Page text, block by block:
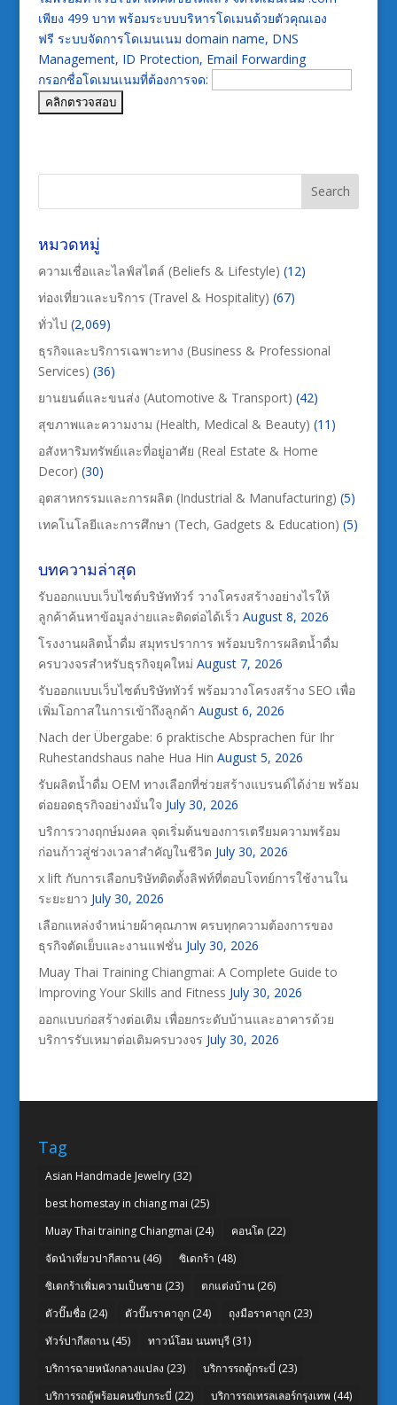
เพียง 499 บาท พร้อมระบบบริหารโดเมนด้วยตัวคุณเอง
ฟรี ระบบจัดการโดเมนเนม domain name, DNS
Management, ID Protection, Email Forwarding
กรอกชื่อโดเมนเนมที่ต้องการจด:
หมวดหมู่
ความเชื่อและไลฟ์สไตล์ (Beliefs & Lifestyle) (12)
ท่องเที่ยวและบริการ (Travel & Hospitality) (67)
ทั่วไป (2,069)
ธุรกิจและบริการเฉพาะทาง (Business & Professional
Services) (36)
ยานยนต์และขนส่ง (Automotive & Transport) (42)
สุขภาพและความงาม (Health, Medical & Beauty) (11)
อสังหาริมทรัพย์และที่อยู่อาศัย (Real Estate & Home
Decor) (30)
อุตสาหกรรมและการผลิต (Industrial & Manufacturing) (5)
เทคโนโลยีและการศึกษา (Tech, Gadgets & Education) (5)
บทความล่าสุด
รับออกแบบเว็บไซต์บริษัททัวร์ วางโครงสร้างอย่างไรให้
ลูกค้าค้นหาข้อมูลง่ายและติดต่อได้เร็ว August 8, 2026
โรงงานผลิตน้ำดื่ม สมุทรปราการ พร้อมบริการผลิตน้ำดื่ม
ครบวงจรสำหรับธุรกิจยุคใหม่ August 7, 2026
รับออกแบบเว็บไซต์บริษัททัวร์ พร้อมวางโครงสร้าง SEO เพื่อ
เพิ่มโอกาสในการเข้าถึงลูกค้า August 6, 2026
Nach der Übergabe: 6 praktische Absprachen für Ihr
Ruhestandshaus nahe Hua Hin August 5, 2026
รับผลิตน้ำดื่ม OEM ทางเลือกที่ช่วยสร้างแบรนด์ได้ง่าย พร้อม
ต่อยอดธุรกิจอย่างมั่นใจ July 30, 2026
บริการวางฤกษ์มงคล จุดเริ่มต้นของการเตรียมความพร้อม
ก่อนก้าวสู่ช่วงเวลาสำคัญในชีวิต July 30, 2026
x lift กับการเลือกบริษัทติดตั้งลิฟท์ที่ตอบโจทย์การใช้งานใน
ระยะยาว July 30, 2026
เลือกแหล่งจำหน่ายผ้าคุณภาพ ครบทุกความต้องการของ
ธุรกิจตัดเย็บและงานแฟชั่น July 30, 2026
Muay Thai Training Chiangmai: A Complete Guide to
Improving Your Skills and Fitness July 30, 2026
ออกแบบก่อสร้างต่อเติม เพื่อยกระดับบ้านและอาคารด้วย
บริการรับเหมาต่อเติมครบวงจร July 30, 2026
Tag
Asian Handmade Jewelry(32)
best homestay in chiang mai (25)
Muay Thai training Chiangmai (24) คอนโด (22)
จัดนำเที่ยวปากีสถาน(46) ซิเดกร้า (48)
ซิเดกร้าเพิ่มความเป็นชาย (23) ตกแต่งบ้าน(26)
ตัวปั๊มชื่อ(24) ตัวปั๊มราคาถูก(24) ถุงมือราคาถูก(23)
ทัวร์ปากีสถาน(45) ทาวน์โฮม นนทบุรี(31)
บริการฉายหนังกลางแปลง (23) บริการรถตู้กระบี่ (23)
บริการรถตู้พร้อมคนขับกระบี่ (22) บริการรถเทรลเลอร์กรุงเทพ (44)